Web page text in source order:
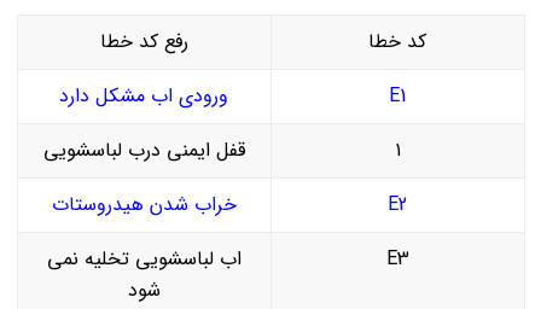
کد خطا
رفع کد خطا
E1
ورودی اب مشکل دارد
۱
قفل ایمنی درب لباسشویی
E2
خراب شدن هیدروستات
E3
اب لباسشویی تخلیه نمی
شود